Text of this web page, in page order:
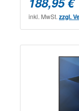
inkl. MwSt. zzgl.